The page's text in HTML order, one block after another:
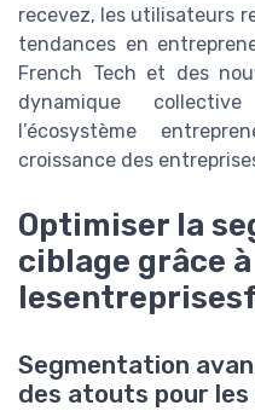
recevez, les utilisateurs
tendances en
French Tech et des
dynamique
l’écosystème
croissance des
Optimiser la
ciblage grâce à
Segmentation
des atouts pour